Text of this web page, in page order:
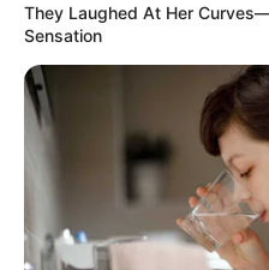
They Laughed At Her
Sensation